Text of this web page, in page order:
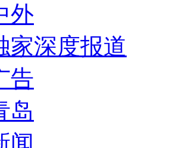
外
家深度报道
告
岛
闻